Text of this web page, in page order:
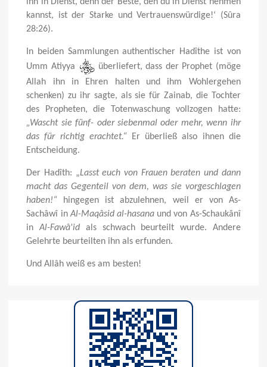
kannst, ist der Starke und Vertrauenswürdige!‘ (Sûra
28:26).
In beiden Sammlungen authentischer Hadîthe ist von
Umm Atiyya
überliefert, dass der Prophet (möge
Allah ihn in Ehren halten und ihm Wohlergehen
schenken) zu ihr sagte, als sie für Zainab, die Tochter
des Propheten, die Totenwaschung vollzogen hatte:
„Wascht sie fünf- oder siebenmal oder mehr, wenn ihr
das für richtig erachtet.“ Er überließ also ihnen die
Entscheidung.
Der Hadîth: „Lasst euch von Frauen beraten und dann
macht das Gegenteil von dem, was sie vorgeschlagen
haben!“
hingegen ist abzulehnen, weil er von As-
Sachâwî inAl-Maqâsid al-hasana und von As-Schaukânî
inAl-Fawâ'id als schwach beurteilt wurde. Andere
Gelehrte beurteilten ihn als erfunden.
Und Allâh weiß es am besten!